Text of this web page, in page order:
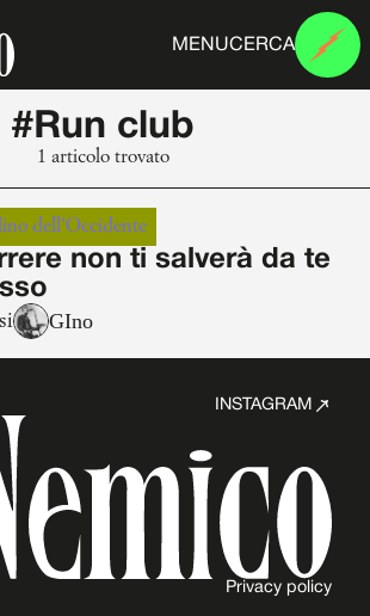
MENUCERCA
#Run club
1 articolo trovato
dell'Occidente
non ti salverà da te
GIno
INSTAGRAM
Privacy policy